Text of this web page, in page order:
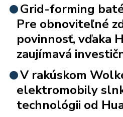
Grid-forming
Pre obnoviteľné
povinnosť, vďaka
zaujímavá
V rakúskom
elektromobily
technológii od